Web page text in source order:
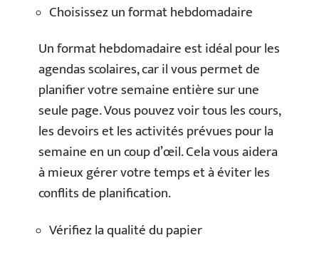
Choisissez un format hebdomadaire
Un format hebdomadaire est idéal pour les
agendas scolaires, car il vous permet de
planifier votre semaine entière sur une
seule page. Vous pouvez voir tous les cours,
les devoirs et les activités prévues pour la
semaine en un coup d’œil. Cela vous aidera
à mieux gérer votre temps et à éviter les
conflits de planification.
Vérifiez la qualité du papier